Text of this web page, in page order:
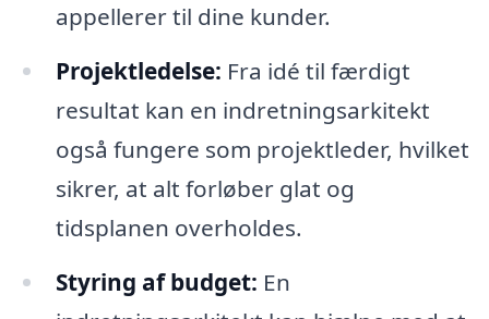
appellerer til dine kunder.
Projektledelse: Fra idé til færdigt
resultat kan en indretningsarkitekt
også fungere som projektleder, hvilket
sikrer, at alt forløber glat og
tidsplanen overholdes.
Styring af budget: En